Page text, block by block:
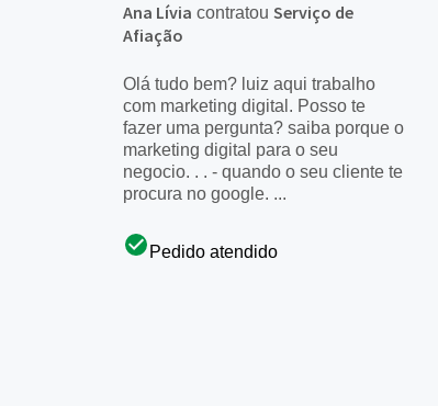
Ana Lívia contratou Serviço de
Afiação
Olá tudo bem? luiz aqui trabalho
com marketing digital. Posso te
fazer uma pergunta? saiba porque o
marketing digital para o seu
negocio. . . - quando o seu cliente te
procura no google. ...
Pedido atendido